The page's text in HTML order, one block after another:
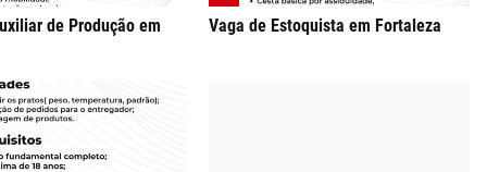
de Produção em Vaga de Estoquista em Fortaleza